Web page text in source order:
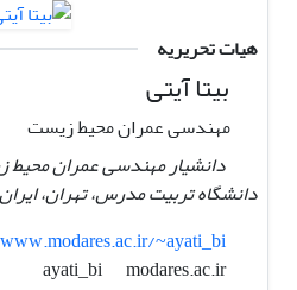
هیات تحریریه
بیتا آیتی
مهندسی عمران محیط زیست
دانشیار مهندسی عمران
دانشگاه تربیت مدرس، تهران، ایران
www.modares.ac.ir/~ayati_bi
ayati_bi
modares.ac.ir